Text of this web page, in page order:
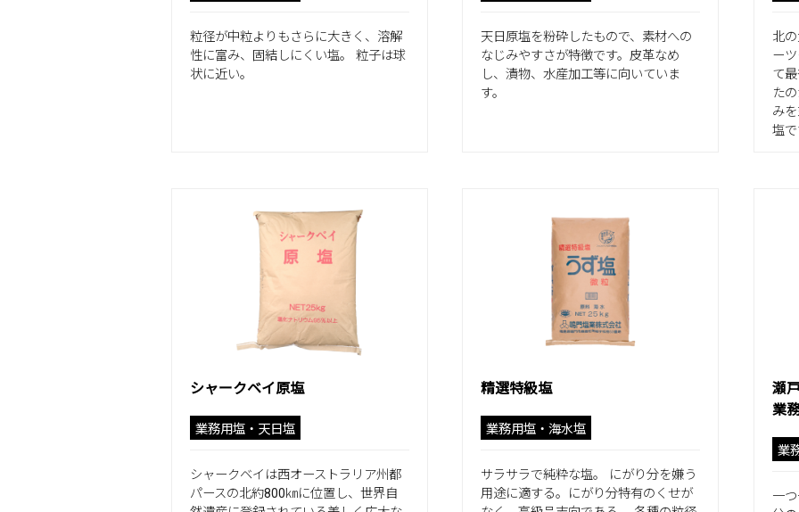
粒径が中粒よりもさらに大きく、溶解
性に富み、固結しにくい塩。 粒子は球
状に近い。
天日原塩を粉砕したもので、素材への
なじみやすさが特徴です。皮革なめ
し、漬物、水産加工等に向いていま
す。
北
ー
て
た
み
塩で
シャークベイ原塩
業務用塩・天日塩
シャークベイは西オーストラリア州都
パースの北約800㎞に位置し、世界自
精選特級塩
業務用塩・海水塩
サラサラで純粋な塩。 にがり分を嫌う
用途に適する。にがり分特有のくせが
瀬
業
業
一